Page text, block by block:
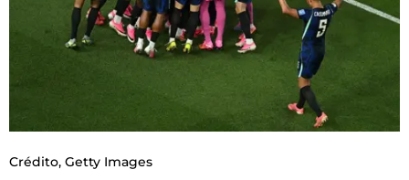
Crédito, Getty Images